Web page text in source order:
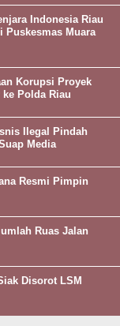
Indonesia Riau
Puskesmas Muara
Korupsi Proyek
Polda Riau
Ilegal Pindah
Media
Resmi Pimpin
Ruas Jalan
Disorot LSM